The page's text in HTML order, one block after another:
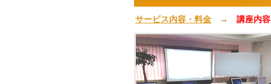
サービス内容・料金 → 講座内容